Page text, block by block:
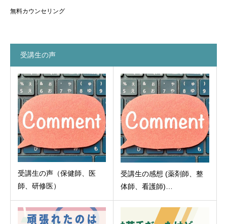
無料カウンセリング
受講生の声
受講生の声（保健師、医
師、研修医）
受講生の感想 (薬剤師、整
体師、看護師)…